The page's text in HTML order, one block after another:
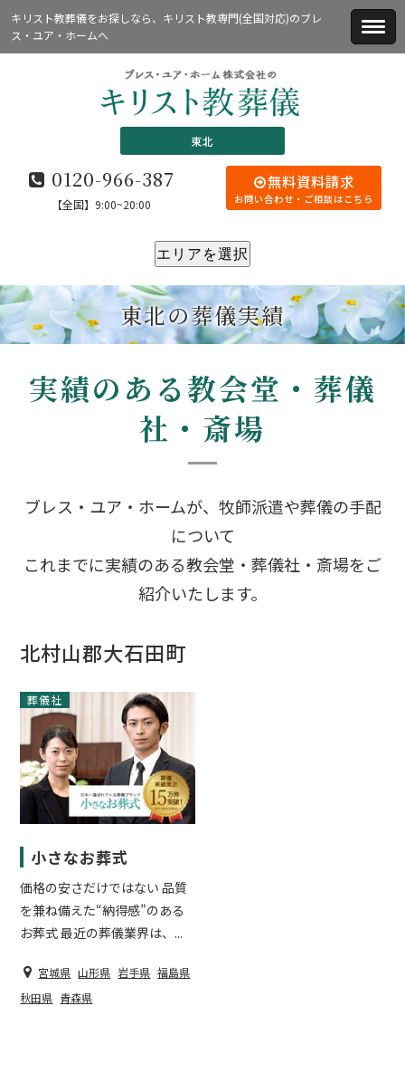
キリスト教葬儀をお探しなら、キリスト教専門(全国対応)のブレ
ス・ユア・ホームへ
東北
無料資料請求
お問い合わせ・ご相談はこちら
0120-966-387
【全国】9:00~20:00
エリアを選択
東北の葬儀実績
実績のある教会堂・葬儀
社・斎場
ブレス・ユア・ホームが、牧師派遣や葬儀の手配
について
これまでに実績のある教会堂・葬儀社・斎場をご
紹介いたします。
北村山郡大石田町
葬儀社
小さなお葬式
価格の安さだけではない 品質
を兼ね備えた“納得感”のある
お葬式 最近の葬儀業界は、...
宮城県 山形県 岩手県 福島県
秋田県 青森県